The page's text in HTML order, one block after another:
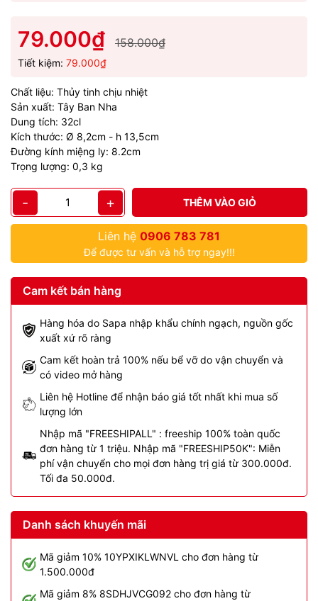
79.000₫ 158.000₫
Tiết kiệm: 79.000₫
Chất liệu: Thủy tinh chịu nhiệt
Sản xuất: Tây Ban Nha
Dung tích: 32cl
Kích thước: Ø 8,2cm - h 13,5cm
Đường kính miệng ly: 8.2cm
Trọng lượng: 0,3 kg
- + THÊM VÀO GIỎ
Liên hệ 0906 783 781
Để được tư vấn và hỗ trợ ngay!!!
Cam kết bán hàng
Hàng hóa do Sapa nhập khẩu chính ngạch, nguồn gốc
xuất xứ rõ ràng
Cam kết hoàn trả 100% nếu bể vỡ do vận chuyển và
có video mở hàng
Liên hệ Hotline để nhận báo giá tốt nhất khi mua số
lượng lớn
Nhập mã "FREESHIPALL" : freeship 100% toàn quốc
đơn hàng từ 1 triệu. Nhập mã "FREESHIP50K": Miễn
phí vận chuyển cho mọi đơn hàng trị giá từ 300.000đ.
Tối đa 50.000đ.
Danh sách khuyến mãi
Mã giảm 10% 10YPXIKLWNVL cho đơn hàng từ
1.500.000đ
Mã giảm 8% 8SDHJVCG092 cho đơn hàng từ